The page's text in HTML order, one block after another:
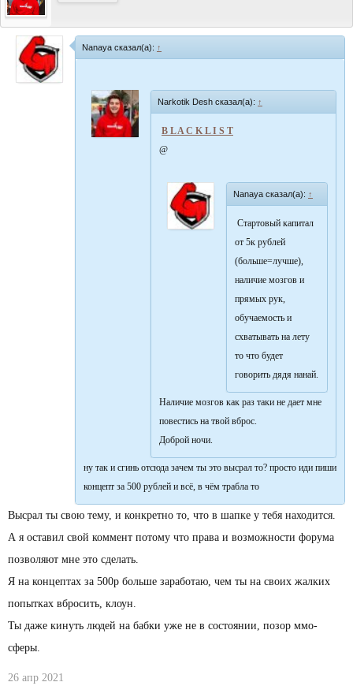
Nanaya сказал(а): ↑
Narkotik Desh сказал(а): ↑
B L A C K L I S T
@
Nanaya сказал(а): ↑
Стартовый капитал
от 5к рублей
(больше=лучше),
наличие мозгов и
прямых рук,
обучаемость и
схватывать на лету
то что будет
говорить дядя нанай.
Наличие мозгов как раз таки не дает мне
повестись на твой вброс.
Доброй ночи.
ну так и сгинь отсюда зачем ты это высрал то? просто иди пиши
концепт за 500 рублей и всё, в чём трабла то
Высрал ты свою тему, и конкретно то, что в шапке у тебя находится.
А я оставил свой коммент потому что права и возможности форума
позволяют мне это сделать.
Я на концептах за 500р больше заработаю, чем ты на своих жалких
попытках вбросить, клоун.
Ты даже кинуть людей на бабки уже не в состоянии, позор ммо-
сферы.
26 апр 2021